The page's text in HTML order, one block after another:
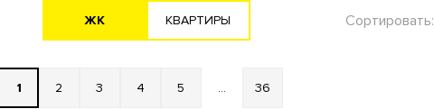
ЖK KВАРТИРЫ Сортировать:
1 2 3 4 5 ... 36